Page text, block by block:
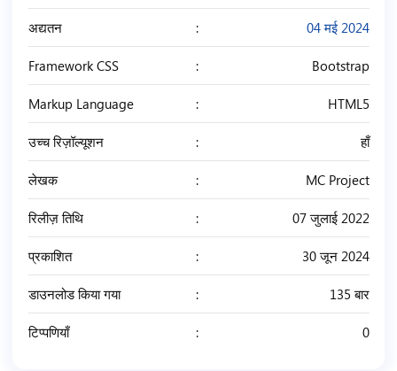
अद्यतन 04 मई 2024
Framework CSS Bootstrap
Markup Language HTML5
उच्च रिज़ॉल्यूशन हाँ
लेखक MC Project
रिलीज़ तिथि 07 जुलाई 2022
प्रकाशित 30 जून 2024
डाउनलोड किया गया 135 बार
टिप्पणियाँ 0